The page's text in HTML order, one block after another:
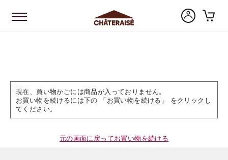
現在、買い物かごには商品が入っておりません。
お買い物を続けるには下の 「お買い物を続ける」 をクリックし
てください。
元の画面に戻ってお買い物を続ける